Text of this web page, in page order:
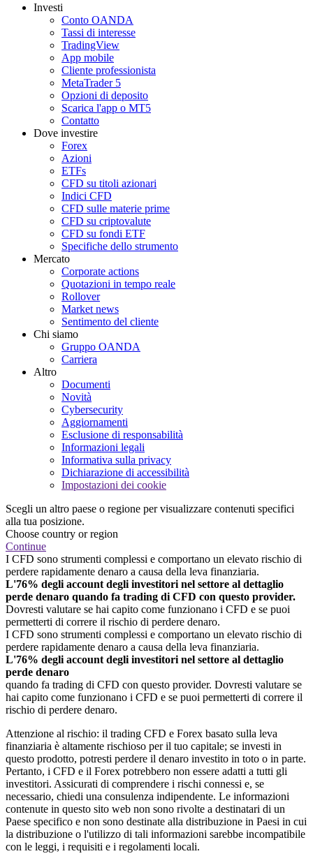
Investi
Conto OANDA
Tassi di interesse
TradingView
App mobile
Cliente professionista
MetaTrader 5
Opzioni di deposito
Scarica l'app o MT5
Contatto
Dove investire
Forex
Azioni
ETFs
CFD su titoli azionari
Indici CFD
CFD sulle materie prime
CFD su criptovalute
CFD su fondi ETF
Specifiche dello strumento
Mercato
Corporate actions
Quotazioni in tempo reale
Rollover
Market news
Sentimento del cliente
Chi siamo
Gruppo OANDA
Carriera
Altro
Documenti
Novità
Cybersecurity
Aggiornamenti
Esclusione di responsabilità
Informazioni legali
Informativa sulla privacy
Dichiarazione di accessibilità
Impostazioni dei cookie
Scegli un altro paese o regione per visualizzare contenuti specifici
alla tua posizione.
Choose country or region
Continue
I CFD sono strumenti complessi e comportano un elevato rischio di
perdere rapidamente denaro a causa della leva finanziaria.
L'76% degli account degli investitori nel settore al dettaglio
perde denaro quando fa trading di CFD con questo provider.
Dovresti valutare se hai capito come funzionano i CFD e se puoi
permetterti di correre il rischio di perdere denaro.
I CFD sono strumenti complessi e comportano un elevato rischio di
perdere rapidamente denaro a causa della leva finanziaria.
L'76% degli account degli investitori nel settore al dettaglio
perde denaro
quando fa trading di CFD con questo provider. Dovresti valutare se
hai capito come funzionano i CFD e se puoi permetterti di correre il
rischio di perdere denaro.
Attenzione al rischio: il trading CFD e Forex basato sulla leva
finanziaria è altamente rischioso per il tuo capitale; se investi in
questo prodotto, potresti perdere il denaro investito in toto o in parte.
Pertanto, i CFD e il Forex potrebbero non essere adatti a tutti gli
investitori. Assicurati di comprendere i rischi connessi e, se
necessario, chiedi una consulenza indipendente. Le informazioni
contenute in questo sito web non sono rivolte a destinatari di un
Paese specifico e non sono destinate alla distribuzione in Paesi in cui
la distribuzione o l'utilizzo di tali informazioni sarebbe incompatibile
con le leggi, i requisiti e i regolamenti locali.